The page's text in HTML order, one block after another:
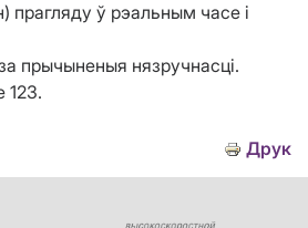
прагляду ў рэальным часе і
прычыненыя нязручнасці.
123.
Друк